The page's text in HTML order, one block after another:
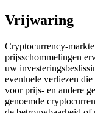
Trade Gold &
Vrijwaring
Cryptocurrency-
prijsschommelingen
uw
eventuele verliezen
voor prijs- en andere
genoemde